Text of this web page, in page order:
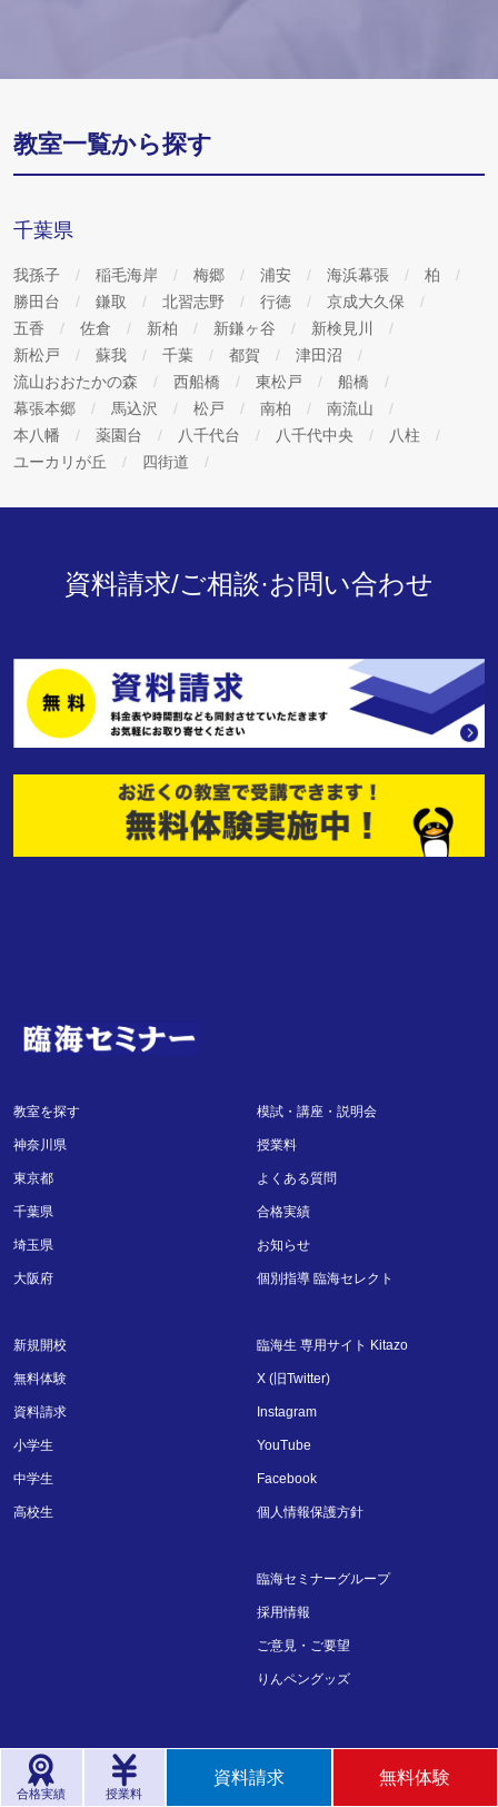
教室一覧から探す
千葉県
我孫子 稲毛海岸 梅郷 浦安 海浜幕張
柏
勝田台
鎌取 北習志野 行徳
京成大久保
五香
佐倉 新柏 新鎌ヶ谷
新検見川
新松戸
蘇我 千葉 都賀
津田沼
流山おおたかの森
西船橋 東松戸
船橋
幕張本郷
馬込沢 松戸 南柏
南流山
本八幡
薬園台 八千代台 八千代中央
八柱
ユーカリが丘
四街道
資料請求/ご相談·お問い合わせ
教室を探す
神奈川県
東京都
千葉県
埼玉県
大阪府
新規開校
無料体験
資料請求
小学生
中学生
高校生
模試・講座・説明会
授業料
よくある質問
合格実績
お知らせ
個別指導 臨海セレクト
臨海生 専用サイト Kitazo
X (旧Twitter)
Instagram
YouTube
Facebook
個人情報保護方針
臨海セミナーグループ
採用情報
ご意見・ご要望
りんペングッズ
臨海セミナーは一般財団法人日本情報経済社会推進協会「プラ
イバシーマーク
」制度、一般社団法人JAPHICマーク認証機構
「JAPHICマーク
合格実績 授業料
資料請求 無料体験